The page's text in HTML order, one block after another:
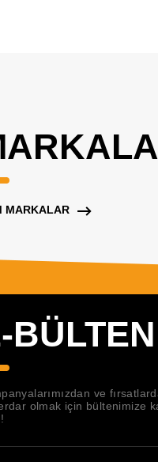
MARKALAR
BÜLTEN
ve
olmak için bültenimize